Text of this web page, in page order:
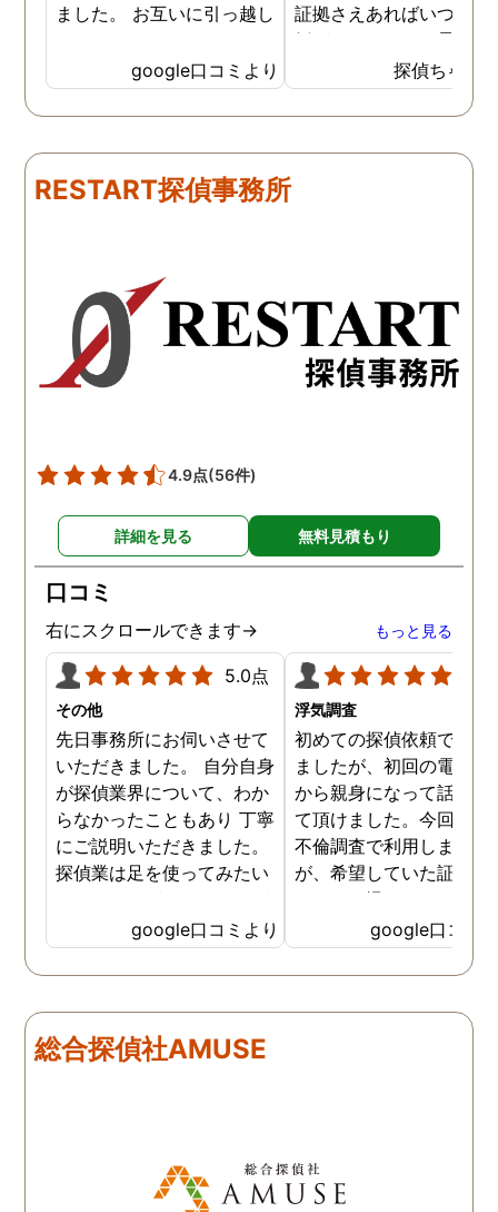
ました。 お互いに引っ越し
いる情報も少なかったの
で、難しいかなと思ってい
たのですが、見事に探して
ました。うれしくてお互い
に涙の再会でした。 対応し
玉総合情報事務所さんに依
頼させていただき本当に良
かったです。
google口コミより
証拠さえあればいつでも
婚ができるのにと愚痴を
ぼしていると、姉が探偵
不倫の証拠集めを依頼し
くれました。探偵事務所
にも関わらず、相談員の
明な点が全くないほどし
かりと説明をしてくれま
た。調査では夫が不倫相
の自宅に頻繁に訪れる様
務所に関しても調べてく
ていて、周りの人たちの
かげで夫と離婚ができそ
探偵ちゃん
RESTART探偵事務所
4.9点(56件)
詳細を見る 無料見積もり
口コミ
右にスクロールできます→ もっと見る
5.0点
その他
先日事務所にお伺いさせて
いただきました。 自分自身
が探偵業界について、わか
らなかったこともあり 丁寧
にご説明いただきました。
探偵業は足を使ってみたい
SNSなどの知識も豊富で、
色んな視点から対応されて
います。 他の口コミにもあ
金が安く明確で親身になっ
て対応いただける探偵さん
google口コミより
浮気調査
初めての探偵依頼で緊張
ましたが、初回の電話相
から親身になって話を聞
て頂けました。今回、夫
不倫調査で利用しました
が、希望していた証拠を
っかりと撮ってもらうこ
が出来ました。調査中も
動きがある度に細かく報
してくださり、安心しま
読めない中、柔軟に対応
す。
google口コミ
総合探偵社AMUSE